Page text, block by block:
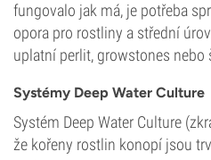
fungovalo jak má, je potřeba
opora pro rostliny a střední
uplatní perlit, growstones nebo
Systémy Deep Water Culture
Systém Deep Water Culture
že kořeny rostlin konopí jsou